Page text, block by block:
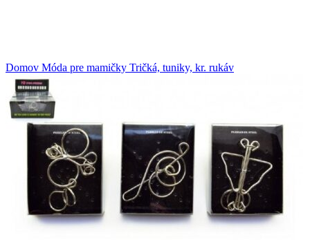
Domov Móda pre mamičky Tričká, tuniky, kr. rukáv